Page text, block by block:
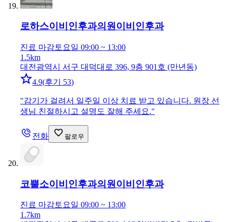
로하스이비인후과의원이비인후과
진료 마감토요일 09:00 ~ 13:00
1.5km
대전광역시 서구 대덕대로 396, 9층 901호 (만년동)
4.9(후기 53)
"감기가 걸려서 일주일 이상 치료 받고 있습니다. 원장 선
생님 친절하시고 설명도 잘해 주세요."
전화 팔로우
코뿔소이비인후과의원 이비인후과
진료 마감토요일 09:00 ~ 13:00
1.7km